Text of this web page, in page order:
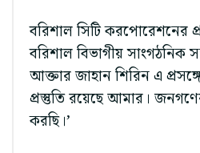
বরিশাল সিটি করপোরেশনের
বরিশাল বিভাগীয় সাংগঠনিক
আক্তার জাহান শিরিন এ
প্রস্তুতি রয়েছে আমার।
করছি।’